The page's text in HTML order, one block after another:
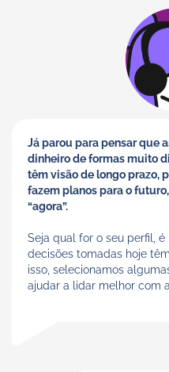
Já parou para pensar que
dinheiro de formas muito
têm visão de longo prazo,
fazem planos para o
“agora”.
Seja qual for o seu perfil,
decisões tomadas hoje
isso, selecionamos
ajudar a lidar melhor com